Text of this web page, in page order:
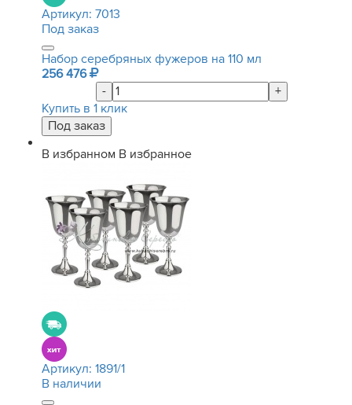
Артикул: 7013
Под заказ
Набор серебряных фужеров на 110 мл
256 476
-
+
Купить в 1 клик
В избранном В избранное
Артикул: 1891/1
В наличии